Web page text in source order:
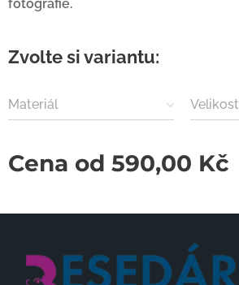
fotografie.
Zvolte si variantu:
Materiál Velikost
Cena od 590,00 Kč